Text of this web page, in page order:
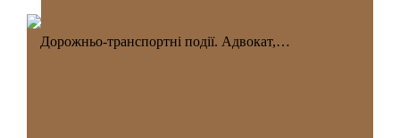
Дорожньо-транспортні події. Адвокат,…